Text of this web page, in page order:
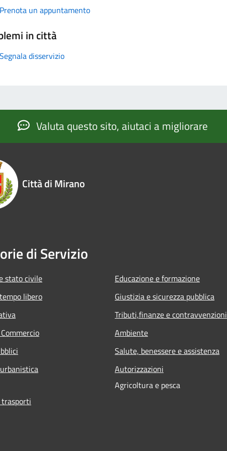
Prenota un appuntamento
in città
Segnala disservizio
Valuta questo sito, aiutaci a migliorare
Città di Mirano
di Servizio
stato civile
libero
Educazione e formazione
Giustizia e sicurezza pubblica
Tributi,finanze e contravvenzioni
Ambiente
Salute, benessere e assistenza
Autorizzazioni
Agricoltura e pesca